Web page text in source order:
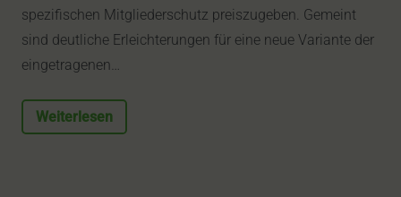
spezifischen Mitgliederschutz preiszugeben. Gemeint
sind deutliche Erleichterungen für eine neue Variante der
eingetragenen…
Weiterlesen